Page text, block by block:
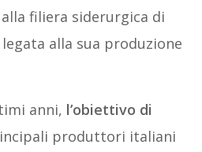
filiera siderurgica di
legata alla sua produzione
anni, l’obiettivo di
produttori italiani